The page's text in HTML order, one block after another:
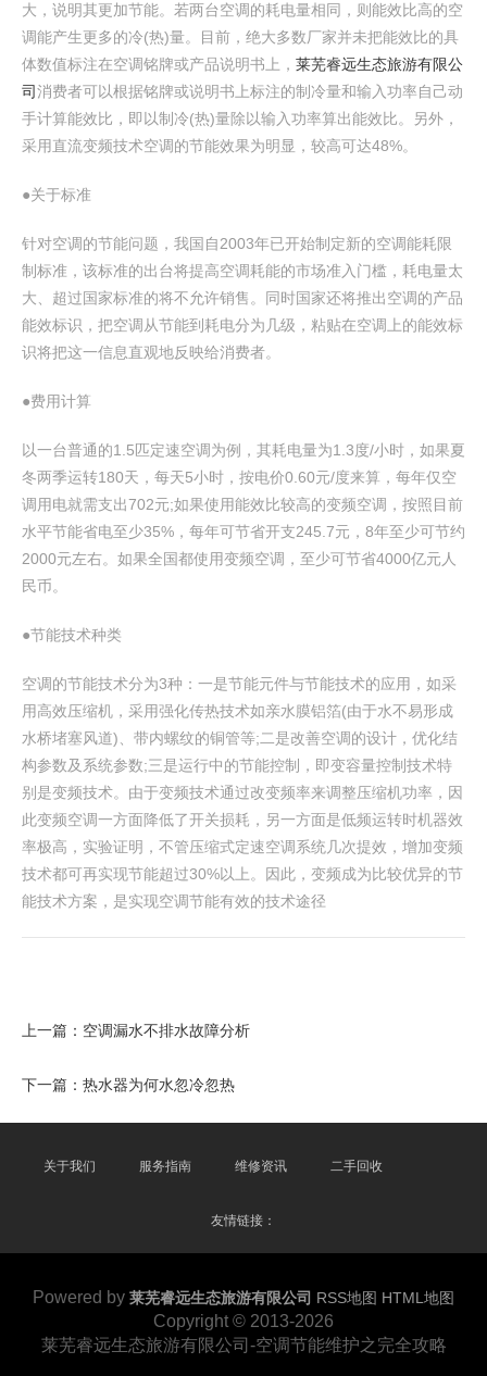
大，说明其更加节能。若两台空调的耗电量相同，则能效比高的空
调能产生更多的冷(热)量。目前，绝大多数厂家并未把能效比的具
体数值标注在空调铭牌或产品说明书上， 莱芜睿远生态旅游有限公
司消费者可以根据铭牌或说明书上标注的制冷量和输入功率自己动
手计算能效比，即以制冷(热)量除以输入功率算出能效比。另外，
采用直流变频技术空调的节能效果为明显，较高可达48%。
●关于标准
针对空调的节能问题，我国自2003年已开始制定新的空调能耗限
制标准，该标准的出台将提高空调耗能的市场准入门槛，耗电量太
大、超过国家标准的将不允许销售。同时国家还将推出空调的产品
能效标识，把空调从节能到耗电分为几级，粘贴在空调上的能效标
识将把这一信息直观地反映给消费者。
●费用计算
以一台普通的1.5匹定速空调为例，其耗电量为1.3度/小时，如果夏
冬两季运转180天，每天5小时，按电价0.60元/度来算，每年仅空
调用电就需支出702元;如果使用能效比较高的变频空调，按照目前
水平节能省电至少35%，每年可节省开支245.7元，8年至少可节约
2000元左右。如果全国都使用变频空调，至少可节省4000亿元人
民币。
●节能技术种类
空调的节能技术分为3种：一是节能元件与节能技术的应用，如采
用高效压缩机，采用强化传热技术如亲水膜铝箔(由于水不易形成
水桥堵塞风道)、带内螺纹的铜管等;二是改善空调的设计，优化结
构参数及系统参数;三是运行中的节能控制，即变容量控制技术特
别是变频技术。由于变频技术通过改变频率来调整压缩机功率，因
此变频空调一方面降低了开关损耗，另一方面是低频运转时机器效
率极高，实验证明，不管压缩式定速空调系统几次提效，增加变频
技术都可再实现节能超过30%以上。因此，变频成为比较优异的节
能技术方案，是实现空调节能有效的技术途径
上一篇： 空调漏水不排水故障分析
下一篇： 热水器为何水忽冷忽热
关于我们 服务指南 维修资讯 二手回收
友情链接：
Powered by 莱芜睿远生态旅游有限公司 RSS地图 HTML地图
Copyright © 2013-2026
莱芜睿远生态旅游有限公司-空调节能维护之完全攻略